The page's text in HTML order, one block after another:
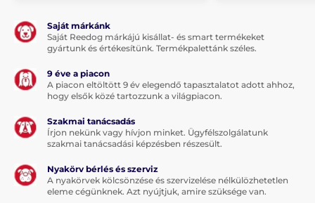
Saját márkánk
Saját Reedog márkájú kisállat- és smart termékeket
gyártunk és értékesítünk. Termékpalettánk széles.
9 éve a piacon
A piacon eltöltött 9 év elegendő tapasztalatot adott ahhoz,
hogy elsők közé tartozzunk a világpiacon.
Szakmai tanácsadás
Írjon nekünk vagy hívjon minket. Ügyfélszolgálatunk
szakmai tanácsadási képzésben részesült.
Nyakörv bérlés és szerviz
A nyakörvek kölcsönzése és szervizelése nélkülözhetetlen
eleme cégünknek. Azt nyújtjuk, amire szüksége van.